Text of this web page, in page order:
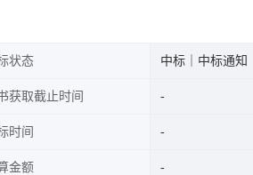
状态 中标｜中标通知
获取截止时间
时间
金额